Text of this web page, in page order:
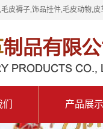
皮褥子,饰品挂件,毛皮动物,
产品展示